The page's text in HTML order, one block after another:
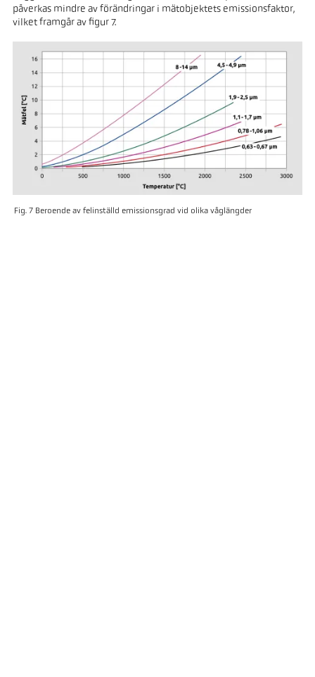
påverkas mindre av förändringar i mätobjektets emissionsfaktor,
vilket framgår av figur 7.
Fig. 7 Beroende av felinställd emissionsgrad vid olika våglängder